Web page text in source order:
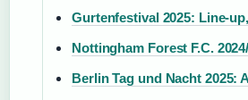
Gurtenfestival 2025: Line-
Nottingham Forest F.C.
Berlin Tag und Nacht 2025: